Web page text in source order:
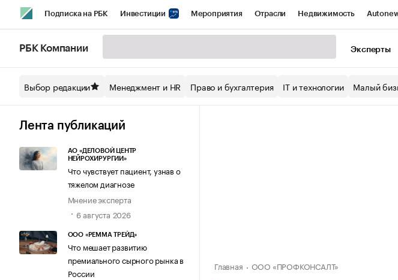
Подписка на РБК Инвестиции Мероприятия Отрасли Недвижимость
Спецпроекты СПб Конференции СПб Спецпроекты
Технологии и медиа
РБК Компании Эксперты
Выбор редакции Менеджмент и HR Право и бухгалтерия IT и технологии Малый
Лента публикаций
АО «ДЕЛОВОЙ ЦЕНТР
НЕЙРОХИРУРГИИ»
Что чувствует пациент, узнав о
тяжелом диагнозе
Мнение эксперта
6 августа 2026
ООО «РЕММА ТРЕЙД»
Что мешает развитию
премиального сырного рынка в
России
Главная ООО «ПРОФКОНСАЛТ»